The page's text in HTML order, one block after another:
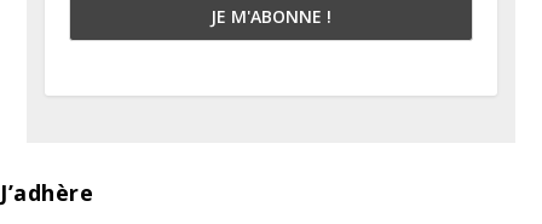
J’adhère